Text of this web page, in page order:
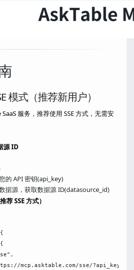
模式（推荐新用户）
服务，推荐使用 SSE 方式，无需安
源 ID
的 API 密钥(api_key)
据源，获取数据源 ID(datasource_id)
荐 SSE 方式）
mcp.asktable.com/sse/